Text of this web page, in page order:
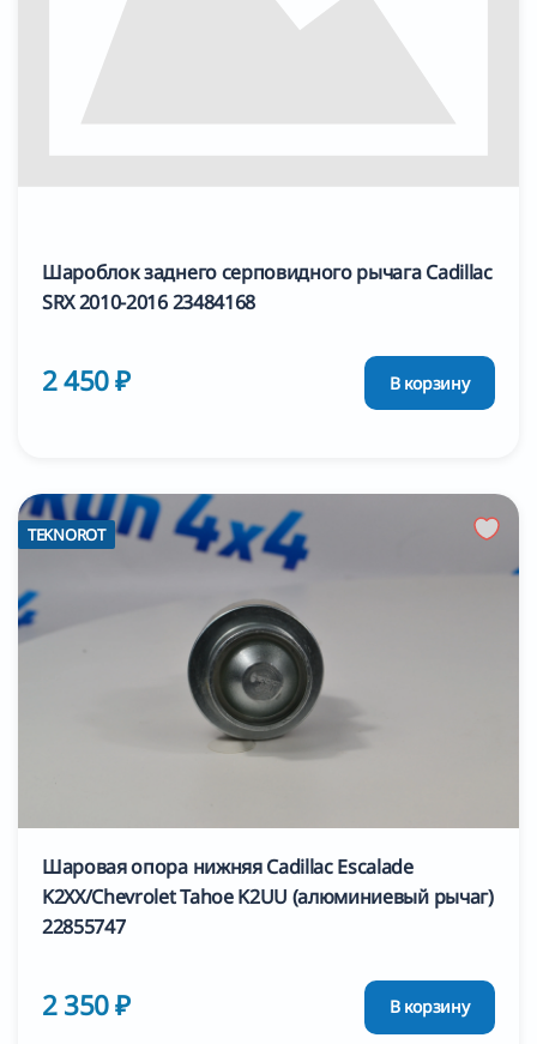
Шароблок заднего серповидного рычага Cadillac
SRX 2010-2016 23484168
2 450 ₽ В корзину
TEKNOROT
Шаровая опора нижняя Cadillac Escalade
K2XX/Chevrolet Tahoe K2UU (алюминиевый рычаг)
22855747
2 350 ₽ В корзину